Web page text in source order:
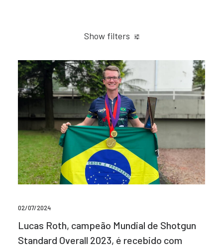
Show filters
02/07/2024
Lucas Roth, campeão Mundial de Shotgun
Standard Overall 2023, é recebido com